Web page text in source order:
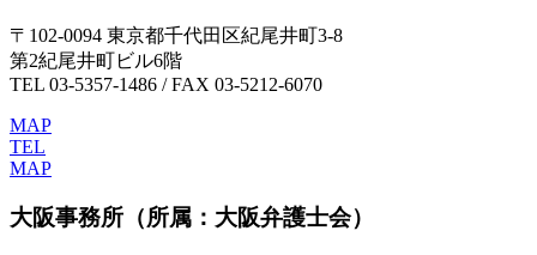
〒102-0094 東京都千代田区紀尾井町3-8
第2紀尾井町ビル6階
TEL 03-5357-1486 / FAX 03-5212-6070
MAP
TEL
MAP
大阪事務所 （所属：大阪弁護士会）